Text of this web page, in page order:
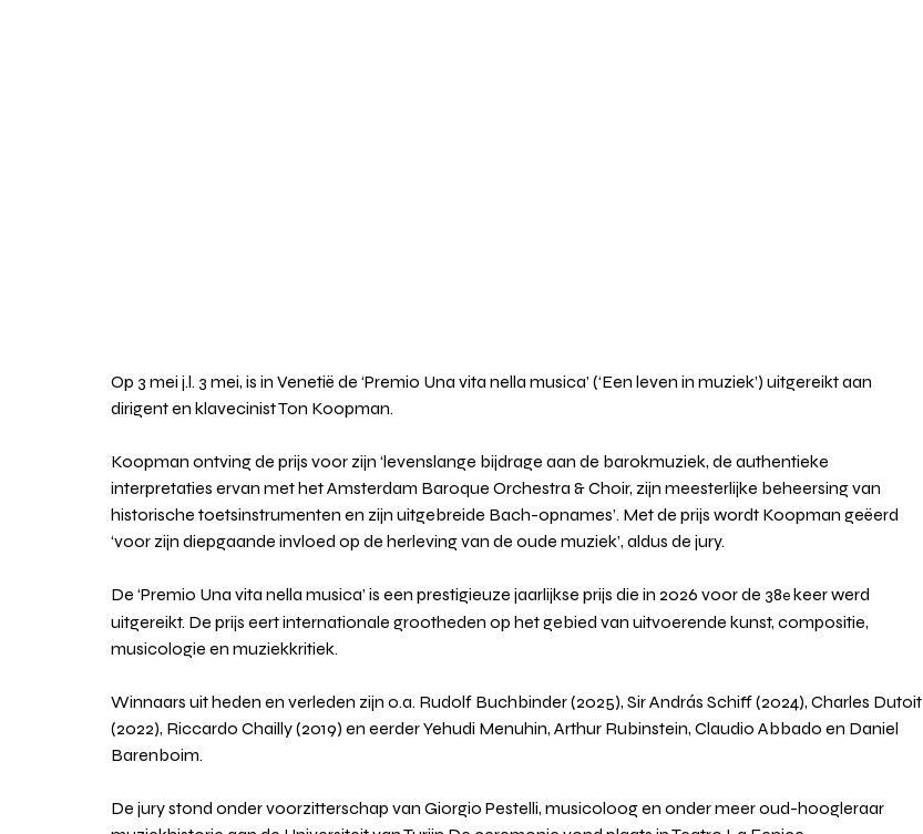
Op 3 mei j.l. 3 mei, is in Venetië de ‘Premio Una vita nella musica’ (‘Een leven in muziek’) uitgereikt aan
dirigent en klavecinist Ton Koopman.
Koopman ontving de prijs voor zijn ‘levenslange bijdrage aan de barokmuziek, de authentieke
interpretaties ervan met het Amsterdam Baroque Orchestra & Choir, zijn meesterlijke beheersing van
historische toetsinstrumenten en zijn uitgebreide Bach-opnames’. Met de prijs wordt Koopman geëerd
‘voor zijn diepgaande invloed op de herleving van de oude muziek’, aldus de jury.
De ‘Premio Una vita nella musica’ is een prestigieuze jaarlijkse prijs die in 2026 voor de 38e keer werd
uitgereikt. De prijs eert internationale grootheden op het gebied van uitvoerende kunst, compositie,
musicologie en muziekkritiek.
Winnaars uit heden en verleden zijn o.a. Rudolf Buchbinder (2025), Sir András Schiff (2024), Charles Dutoit
(2022), Riccardo Chailly (2019) en eerder Yehudi Menuhin, Arthur Rubinstein, Claudio Abbado en Daniel
Barenboim.
De jury stond onder voorzitterschap van Giorgio Pestelli, musicoloog en onder meer oud-hoogleraar